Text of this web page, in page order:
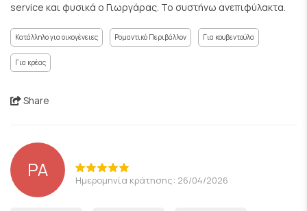
service και φυσικά ο Γιωργάρας. Το συστήνω ανεπιφύλακτα.
Κατάλληλο για οικογένειες Ρομαντικό Περιβάλλον Για κουβεντούλα
Για κρέας
Share
PA Ημερομηνία κράτησης: 26/04/2026